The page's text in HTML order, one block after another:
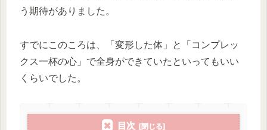
う期待がありました。
すでにこのころは、「変形した体」と「コンプレッ
クス一杯の心」で全身ができていたといってもいい
くらいでした。
目次